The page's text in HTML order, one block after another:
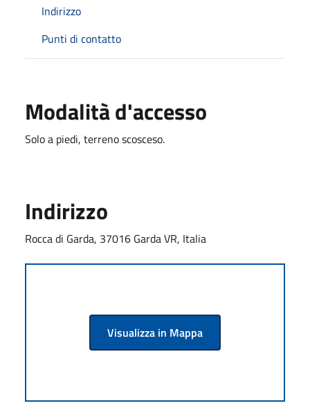
Indirizzo
Punti di contatto
Modalità d'accesso
Solo a piedi, terreno scosceso.
Indirizzo
Rocca di Garda, 37016 Garda VR, Italia
Visualizza in Mappa